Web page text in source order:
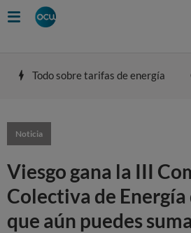
Todo sobre tarifas de energía
Noticia
Viesgo gana la III
Colectiva de Energía
que aún puedes